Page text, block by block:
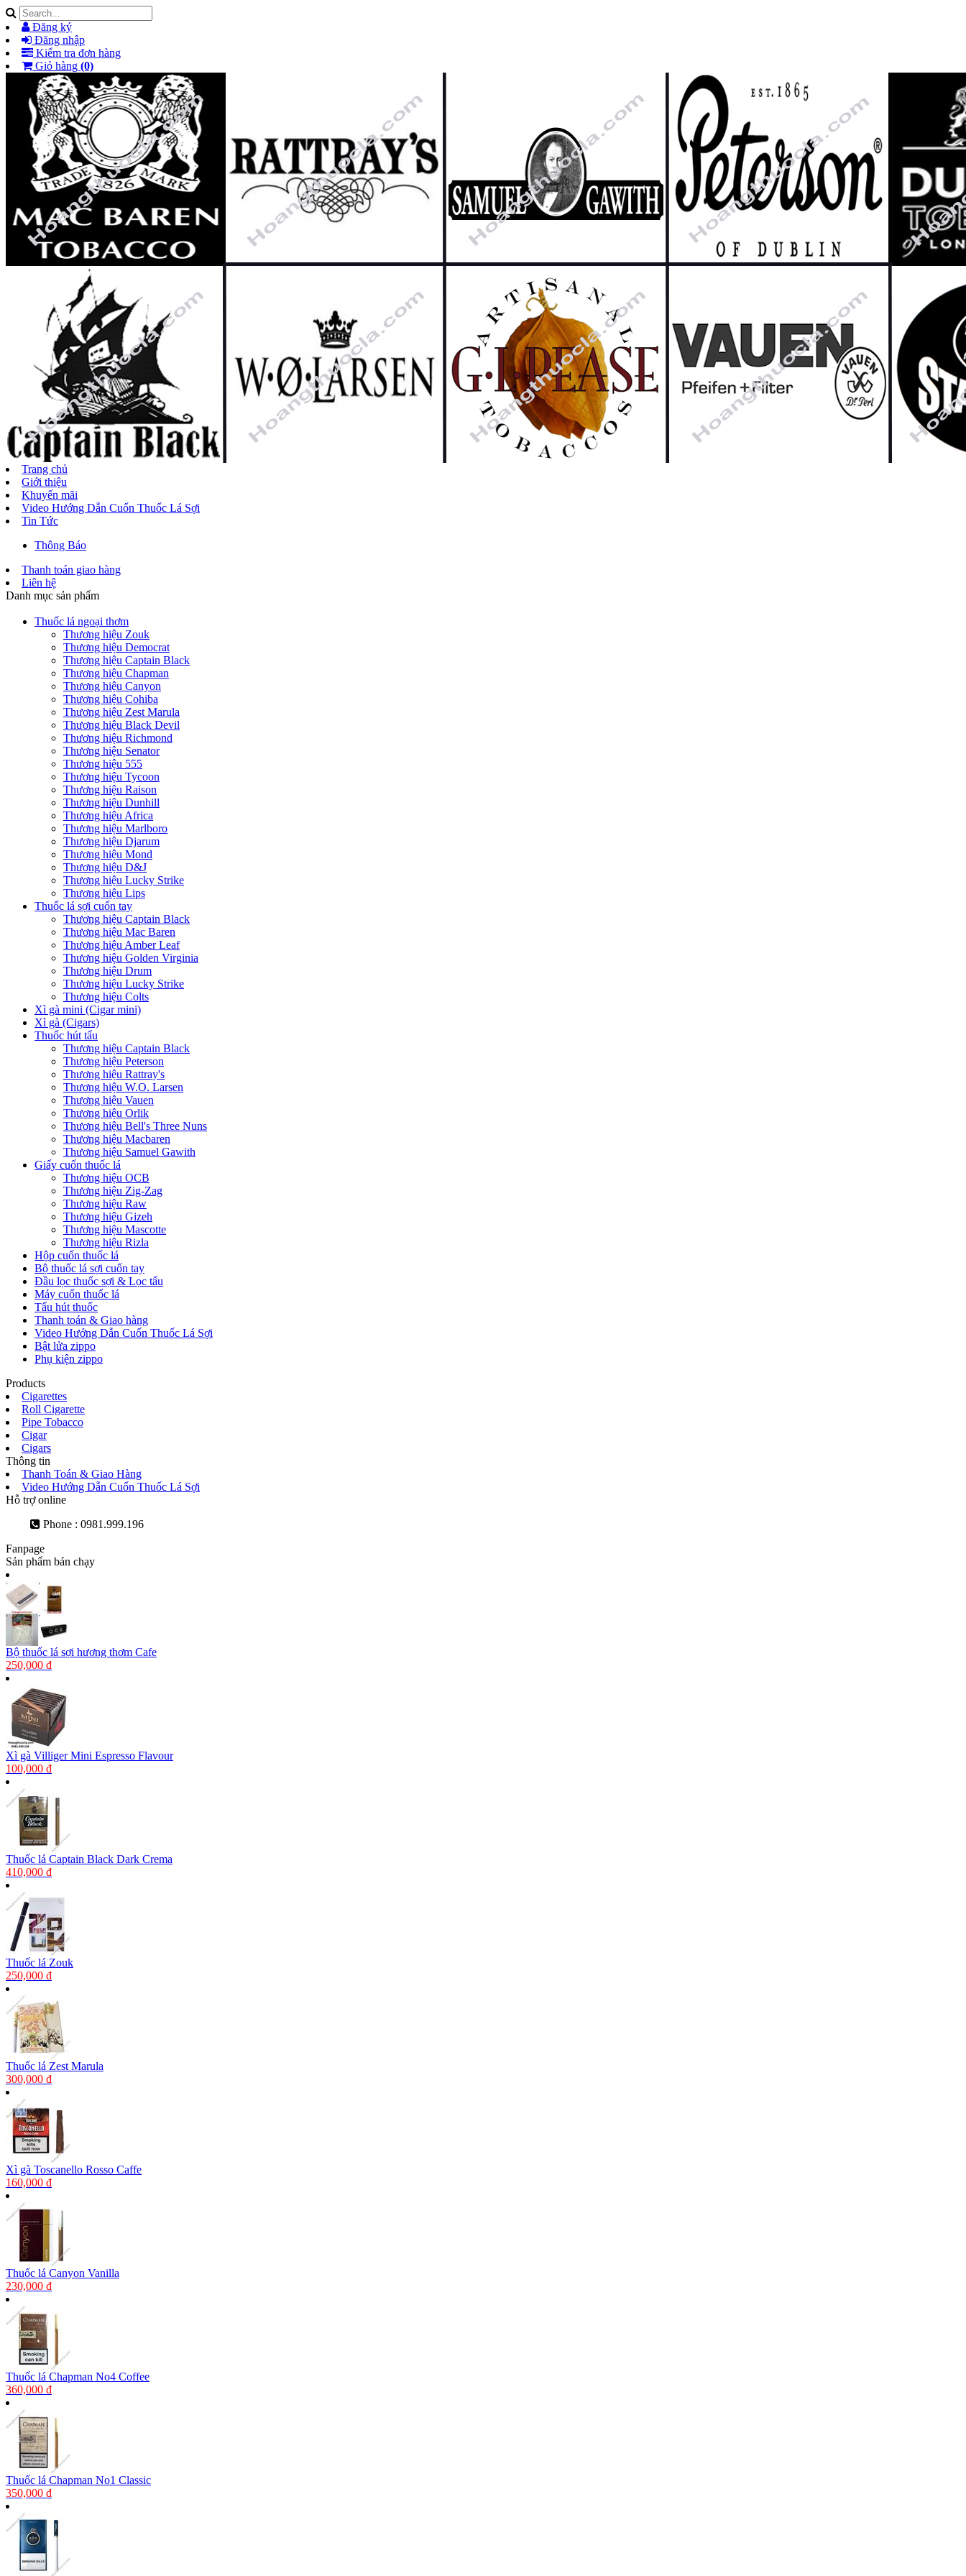
Đăng ký
Đăng nhập
Kiểm tra đơn hàng
Giỏ hàng (0)
Trang chủ
Giới thiệu
Khuyến mãi
Video Hướng Dẫn Cuốn Thuốc Lá Sợi
Tin Tức
Thông Báo
Thanh toán giao hàng
Liên hệ
Danh mục sản phẩm
Thuốc lá ngoại thơm
Thương hiệu Zouk
Thương hiệu Democrat
Thương hiệu Captain Black
Thương hiệu Chapman
Thương hiệu Canyon
Thương hiệu Cohiba
Thương hiệu Zest Marula
Thương hiệu Black Devil
Thương hiệu Richmond
Thương hiệu Senator
Thương hiệu 555
Thương hiệu Tycoon
Thương hiệu Raison
Thương hiệu Dunhill
Thương hiệu Africa
Thương hiệu Marlboro
Thương hiệu Djarum
Thương hiệu Mond
Thương hiệu D&J
Thương hiệu Lucky Strike
Thương hiệu Lips
Thuốc lá sợi cuốn tay
Thương hiệu Captain Black
Thương hiệu Mac Baren
Thương hiệu Amber Leaf
Thương hiệu Golden Virginia
Thương hiệu Drum
Thương hiệu Lucky Strike
Thương hiệu Colts
Xì gà mini (Cigar mini)
Xì gà (Cigars)
Thuốc hút tẩu
Thương hiệu Captain Black
Thương hiệu Peterson
Thương hiệu Rattray's
Thương hiệu W.O. Larsen
Thương hiệu Vauen
Thương hiệu Orlik
Thương hiệu Bell's Three Nuns
Thương hiệu Macbaren
Thương hiệu Samuel Gawith
Giấy cuốn thuốc lá
Thương hiệu OCB
Thương hiệu Zig-Zag
Thương hiệu Raw
Thương hiệu Gizeh
Thương hiệu Mascotte
Thương hiệu Rizla
Hộp cuốn thuốc lá
Bộ thuốc lá sợi cuốn tay
Đầu lọc thuốc sợi & Lọc tẩu
Máy cuốn thuốc lá
Tẩu hút thuốc
Thanh toán & Giao hàng
Video Hướng Dẫn Cuốn Thuốc Lá Sợi
Bật lửa zippo
Phụ kiện zippo
Products
Cigarettes
Roll Cigarette
Pipe Tobacco
Cigar
Cigars
Thông tin
Thanh Toán & Giao Hàng
Video Hướng Dẫn Cuốn Thuốc Lá Sợi
Hỗ trợ online
Phone : 0981.999.196
Fanpage
Sản phẩm bán chạy
Bộ thuốc lá sợi hương thơm Cafe
250,000 đ
Xì gà Villiger Mini Espresso Flavour
100,000 đ
Thuốc lá Captain Black Dark Crema
410,000 đ
Thuốc lá Zouk
250,000 đ
Thuốc lá Zest Marula
300,000 đ
Xì gà Toscanello Rosso Caffe
160,000 đ
Thuốc lá Canyon Vanilla
230,000 đ
Thuốc lá Chapman No4 Coffee
360,000 đ
Thuốc lá Chapman No1 Classic
350,000 đ